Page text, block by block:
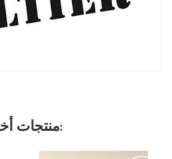
16 منتجات أخرى في نفس الفئة: